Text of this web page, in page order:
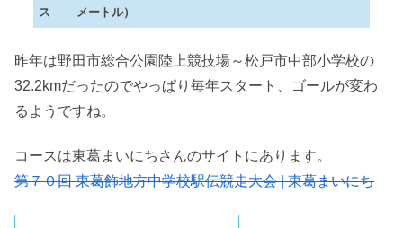
ス
メートル）
昨年は野田市総合公園陸上競技場～松戸市中部小学校の
32.2kmだったのでやっぱり毎年スタート、ゴールが変わ
るようですね。
コースは東葛まいにちさんのサイトにあります。
第７０回 東葛飾地方中学校駅伝競走大会 | 東葛まいにち